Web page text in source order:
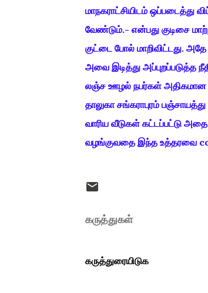
மாநகராட்சியிடம் ஒப்படைத்து
வேண்டும்.- என்பது குடிசை
குட்டை போல் மாறிவிட்டது.
அவை இடித்து அப்புறப்படுத்த
லஞ்ச ஊழல் நபர்கள் அதிகமான
தாலுகா சங்கராபுரம்
வாரிய வீடுகள் கட்டப்பட்டு
வழங்குவதை இந்த உத்தரவை
கருத்துகள்
கருத்துரையிடுக